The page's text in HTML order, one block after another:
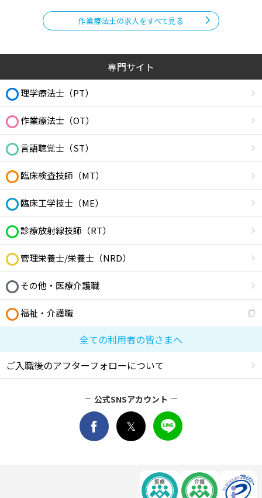
作業療法士の求人をすべて見る
専門サイト
理学療法士（PT）
作業療法士（OT）
言語聴覚士（ST）
臨床検査技師（MT）
臨床工学技士（ME）
診療放射線技師（RT）
管理栄養士/栄養士（NRD）
その他・医療介護職
福祉・介護職
全ての利用者の皆さまへ
ご入職後のアフターフォローについて
公式SNSアカウント